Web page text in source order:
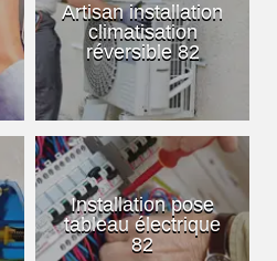
Artisan installation
climatisation
réversible 82
Installation pose
tableau électrique
82